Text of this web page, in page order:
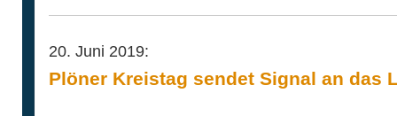
20. Juni 2019:
Plöner Kreistag sendet Signal an das